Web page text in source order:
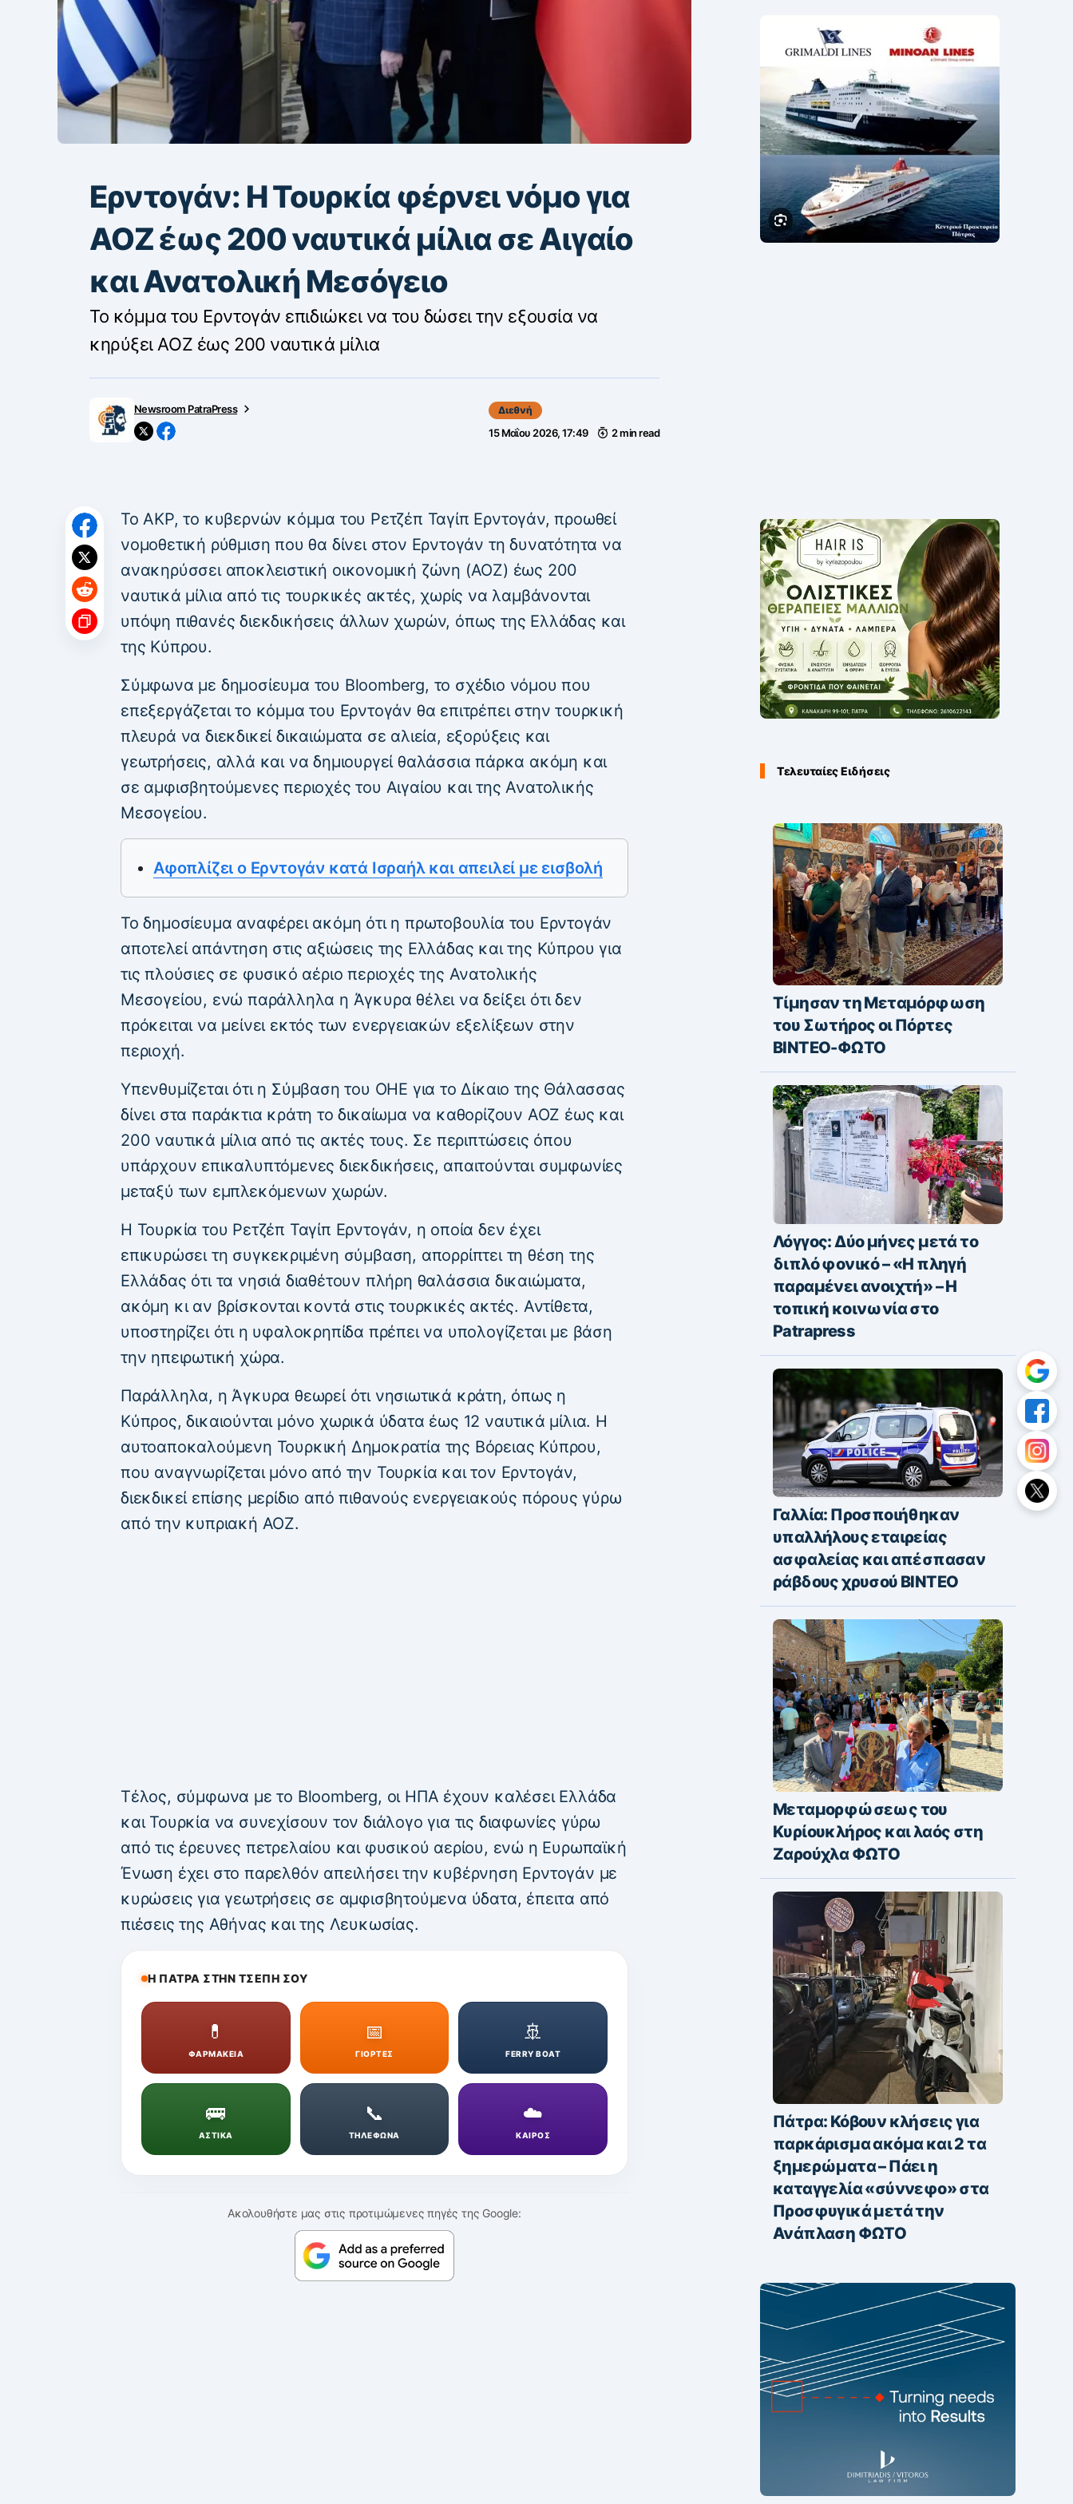
Ερντογάν: Η Τουρκία φέρνει νόμο για
ΑΟΖ έως 200 ναυτικά μίλια σε Αιγαίο
και Ανατολική Μεσόγειο
Το κόμμα του Ερντογάν επιδιώκει να του δώσει την εξουσία να
κηρύξει ΑΟΖ έως 200 ναυτικά μίλια
Newsroom PatraPress Διεθνή
15 Μαΐου 2026, 17:49 2 min read
Το AKP, το κυβερνών κόμμα του Ρετζέπ Ταγίπ Ερντογάν, προωθεί
νομοθετική ρύθμιση που θα δίνει στον Ερντογάν τη δυνατότητα να
ανακηρύσσει αποκλειστική οικονομική ζώνη (ΑΟΖ) έως 200
ναυτικά μίλια από τις τουρκικές ακτές, χωρίς να λαμβάνονται
υπόψη πιθανές διεκδικήσεις άλλων χωρών, όπως της Ελλάδας και
της Κύπρου.
Σύμφωνα με δημοσίευμα του Bloomberg, το σχέδιο νόμου που
επεξεργάζεται το κόμμα του Ερντογάν θα επιτρέπει στην τουρκική
πλευρά να διεκδικεί δικαιώματα σε αλιεία, εξορύξεις και
γεωτρήσεις, αλλά και να δημιουργεί θαλάσσια πάρκα ακόμη και
σε αμφισβητούμενες περιοχές του Αιγαίου και της Ανατολικής
Μεσογείου.
Αφοπλίζει ο Ερντογάν κατά Ισραήλ και απειλεί με εισβολή
Το δημοσίευμα αναφέρει ακόμη ότι η πρωτοβουλία του Ερντογάν
αποτελεί απάντηση στις αξιώσεις της Ελλάδας και της Κύπρου για
τις πλούσιες σε φυσικό αέριο περιοχές της Ανατολικής
Μεσογείου, ενώ παράλληλα η Άγκυρα θέλει να δείξει ότι δεν
πρόκειται να μείνει εκτός των ενεργειακών εξελίξεων στην
περιοχή.
Υπενθυμίζεται ότι η Σύμβαση του ΟΗΕ για το Δίκαιο της Θάλασσας
δίνει στα παράκτια κράτη το δικαίωμα να καθορίζουν ΑΟΖ έως και
200 ναυτικά μίλια από τις ακτές τους. Σε περιπτώσεις όπου
υπάρχουν επικαλυπτόμενες διεκδικήσεις, απαιτούνται συμφωνίες
μεταξύ των εμπλεκόμενων χωρών.
Η Τουρκία του Ρετζέπ Ταγίπ Ερντογάν, η οποία δεν έχει
επικυρώσει τη συγκεκριμένη σύμβαση, απορρίπτει τη θέση της
Ελλάδας ότι τα νησιά διαθέτουν πλήρη θαλάσσια δικαιώματα,
ακόμη κι αν βρίσκονται κοντά στις τουρκικές ακτές. Αντίθετα,
υποστηρίζει ότι η υφαλοκρηπίδα πρέπει να υπολογίζεται με βάση
την ηπειρωτική χώρα.
Παράλληλα, η Άγκυρα θεωρεί ότι νησιωτικά κράτη, όπως η
Κύπρος, δικαιούνται μόνο χωρικά ύδατα έως 12 ναυτικά μίλια. Η
αυτοαποκαλούμενη Τουρκική Δημοκρατία της Βόρειας Κύπρου,
που αναγνωρίζεται μόνο από την Τουρκία και τον Ερντογάν,
διεκδικεί επίσης μερίδιο από πιθανούς ενεργειακούς πόρους γύρω
από την κυπριακή ΑΟΖ.
Τέλος, σύμφωνα με το Bloomberg, οι ΗΠΑ έχουν καλέσει Ελλάδα
και Τουρκία να συνεχίσουν τον διάλογο για τις διαφωνίες γύρω
από τις έρευνες πετρελαίου και φυσικού αερίου, ενώ η Ευρωπαϊκή
Ένωση έχει στο παρελθόν απειλήσει την κυβέρνηση Ερντογάν με
κυρώσεις για γεωτρήσεις σε αμφισβητούμενα ύδατα, έπειτα από
πιέσεις της Αθήνας και της Λευκωσίας.
Η ΠΑΤΡΑ ΣΤΗΝ ΤΣΕΠΗ ΣΟΥ
💊
ΦΑΡΜΑΚΕΙΑ
📅
ΓΙΟΡΤΕΣ
🚢
FERRY BOAT
🚌
ΑΣΤΙΚΑ
📞
ΤΗΛΕΦΩΝΑ
☁️
ΚΑΙΡΟΣ
Ακολουθήστε μας στις προτιμώμενες πηγές της Google:
Τελευταίες Ειδήσεις
Τίμησαν τη Μεταμόρφωση
του Σωτήρος οι Πόρτες
ΒΙΝΤΕΟ-ΦΩΤΟ
Λόγγος: Δύο μήνες μετά το
διπλό φονικό – «H πληγή
παραμένει ανοιχτή» – Η
τοπική κοινωνία στο
Patrapress
Γαλλία: Προσποιήθηκαν
υπαλλήλους εταιρείας
ασφαλείας και απέσπασαν
ράβδους χρυσού ΒΙΝΤΕΟ
Μεταμορφώσεως του
Κυρίουκλήρος και λαός στη
Ζαρούχλα ΦΩΤΟ
Πάτρα: Κόβουν κλήσεις για
παρκάρισμα ακόμα και 2 τα
ξημερώματα – Πάει η
καταγγελία «σύννεφο» στα
Προσφυγικά μετά την
Ανάπλαση ΦΩΤΟ